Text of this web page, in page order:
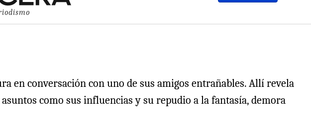
en conversación con uno de sus amigos entrañables. Allí revela
como sus influencias y su repudio a la fantasía, demora